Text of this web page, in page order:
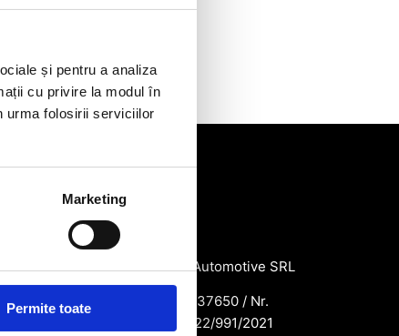
și pentru a analiza
cu privire la modul în
urma folosirii serviciilor
Marketing
Permite toate
Contact
SC Terenx Automotive SRL
CUI: RO43937650 / Nr.
Reg.Com: J22/991/2021